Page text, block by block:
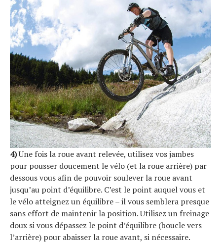
4)Une fois la roue avant relevée, utilisez vos jambes
pour pousser doucement le vélo (et la roue arrière) par
dessous vous afin de pouvoir soulever la roue avant
jusqu’au point d’équilibre. C’est le point auquel vous et
le vélo atteignez un équilibre – il vous semblera presque
sans effort de maintenir la position. Utilisez un freinage
doux si vous dépassez le point d’équilibre (boucle vers
l’arrière) pour abaisser la roue avant, si nécessaire.